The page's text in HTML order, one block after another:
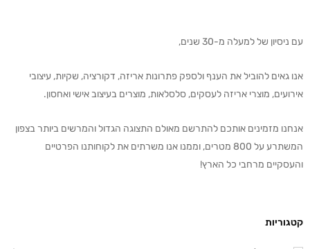
עם ניסיון של למעלה מ-30 שנים,
אנו גאים להוביל את הענף ולספק פתרונות אריזה, דקורציה, שקיות, עיצובי
אירועים, מוצרי אריזה לעסקים, סלסלאות, מוצרים בעיצוב אישי ואחסון.
אנחנו מזמינים אותכם להתרשם מאולם התצוגה הגדול והמרשים ביותר בצפון
המשתרע על 800 מטרים, וממנו אנו משרתים את לקוחותנו הפרטיים
והעסקיים מרחבי כל הארץ!
קטגוריות